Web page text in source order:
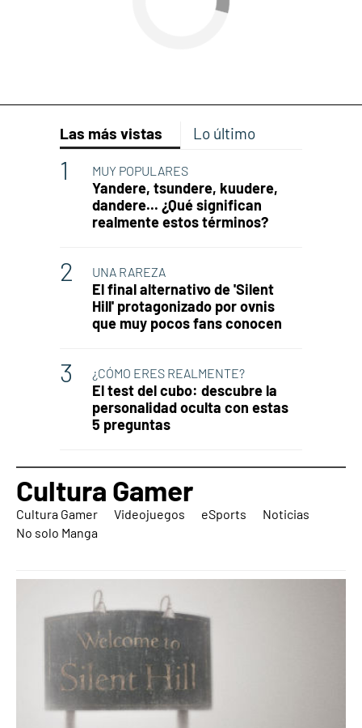
Las más vistas Lo último
MUY POPULARES
Yandere, tsundere, kuudere,
dandere... ¿Qué significan
realmente estos términos?
UNA RAREZA
El final alternativo de 'Silent
Hill' protagonizado por ovnis
que muy pocos fans conocen
¿CÓMO ERES REALMENTE?
El test del cubo: descubre la
personalidad oculta con estas
5 preguntas
Cultura Gamer
Cultura Gamer Videojuegos eSports
Noticias
No solo Manga